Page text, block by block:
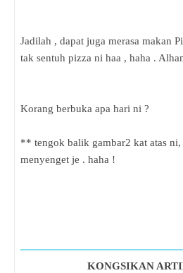
Jadilah , dapat juga merasa makan
tak sentuh pizza ni haa , haha .
Korang berbuka apa hari ni ?
** tengok balik gambar2 kat atas ni,
menyenget je . haha !
KONGSIKAN